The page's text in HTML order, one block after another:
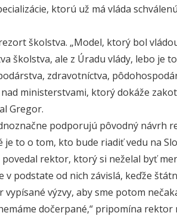
ktorú už má vláda
školstva. „Model, ktorý bol
školstva, ale z Úradu vlády, lebo je
zdravotníctva,
ministerstvami, ktorý dokáže
Gregor.
podporujú pôvodný návrh
je to o tom, kto bude riadiť vedu na
rektor, ktorý si neželal byť
podstate od nich závislá, keďže
výzvy, aby sme potom
dočerpané,“ pripomína rektor